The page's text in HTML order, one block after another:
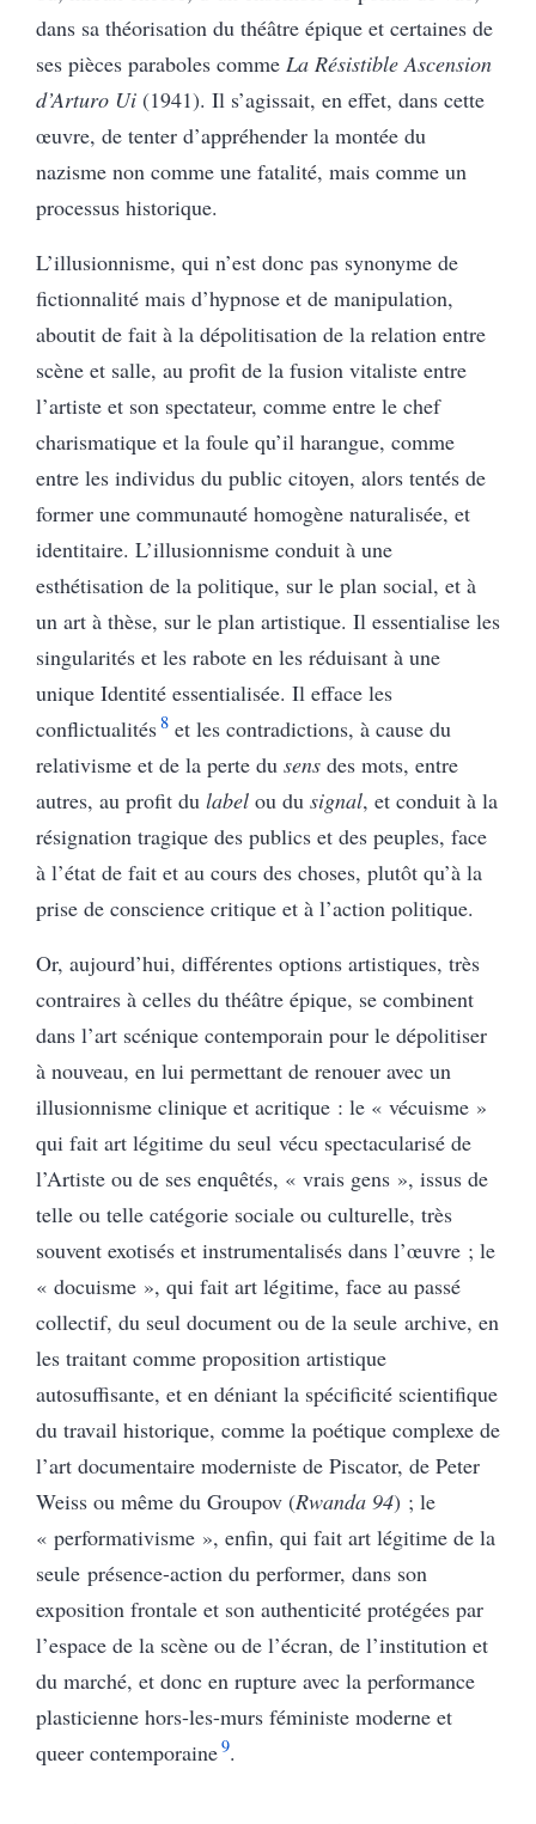
dans sa théorisation du théâtre épique et certaines de
ses pièces paraboles comme La Résistible Ascension
d’Arturo Ui (1941). Il s’agissait, en effet, dans cette
œuvre, de tenter d’appréhender la montée du
nazisme non comme une fatalité, mais comme un
processus historique.
L’illusionnisme, qui n’est donc pas synonyme de
fictionnalité mais d’hypnose et de manipulation,
aboutit de fait à la dépolitisation de la relation entre
scène et salle, au profit de la fusion vitaliste entre
l’artiste et son spectateur, comme entre le chef
charismatique et la foule qu’il harangue, comme
entre les individus du public citoyen, alors tentés de
former une communauté homogène naturalisée, et
identitaire. L’illusionnisme conduit à une
esthétisation de la politique, sur le plan social, et à
un art à thèse, sur le plan artistique. Il essentialise les
singularités et les rabote en les réduisant à une
unique Identité essentialisée. Il efface les
conflictualités8et les contradictions, à cause du
relativisme et de la perte du sens des mots, entre
autres, au profit du label ou du signal, et conduit à la
résignation tragique des publics et des peuples, face
à l’état de fait et au cours des choses, plutôt qu’à la
prise de conscience critique et à l’action politique.
Or, aujourd’hui, différentes options artistiques, très
contraires à celles du théâtre épique, se combinent
dans l’art scénique contemporain pour le dépolitiser
à nouveau, en lui permettant de renouer avec un
illusionnisme clinique et acritique : le « vécuisme »
qui fait art légitime du seul vécu spectacularisé de
l’Artiste ou de ses enquêtés, « vrais gens », issus de
telle ou telle catégorie sociale ou culturelle, très
souvent exotisés et instrumentalisés dans l’œuvre ; le
« docuisme », qui fait art légitime, face au passé
collectif, du seul document ou de la seule archive, en
les traitant comme proposition artistique
autosuffisante, et en déniant la spécificité scientifique
du travail historique, comme la poétique complexe de
l’art documentaire moderniste de Piscator, de Peter
Weiss ou même du Groupov (Rwanda 94) ; le
« performativisme », enfin, qui fait art légitime de la
seule présence-action du performer, dans son
exposition frontale et son authenticité protégées par
l’espace de la scène ou de l’écran, de l’institution et
du marché, et donc en rupture avec la performance
plasticienne hors-les-murs féministe moderne et
queer contemporaine9.